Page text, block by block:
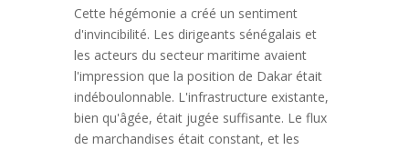
Cette hégémonie a créé un sentiment
d'invincibilité. Les dirigeants sénégalais et
les acteurs du secteur maritime avaient
l'impression que la position de Dakar était
indéboulonnable. L'infrastructure existante,
bien qu'âgée, était jugée suffisante. Le flux
de marchandises était constant, et les